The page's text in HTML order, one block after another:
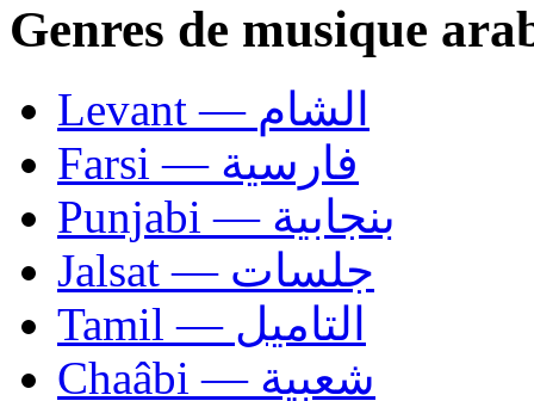
Genres de musique
Levant — الشام
Farsi — فارسية
Punjabi — بنجابية
Jalsat — جلسات
Tamil — التاميل
Chaâbi — شعبية